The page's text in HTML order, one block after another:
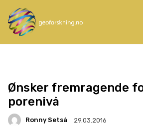
Ønsker fremragende
porenivå
Ronny Setså 29.03.2016